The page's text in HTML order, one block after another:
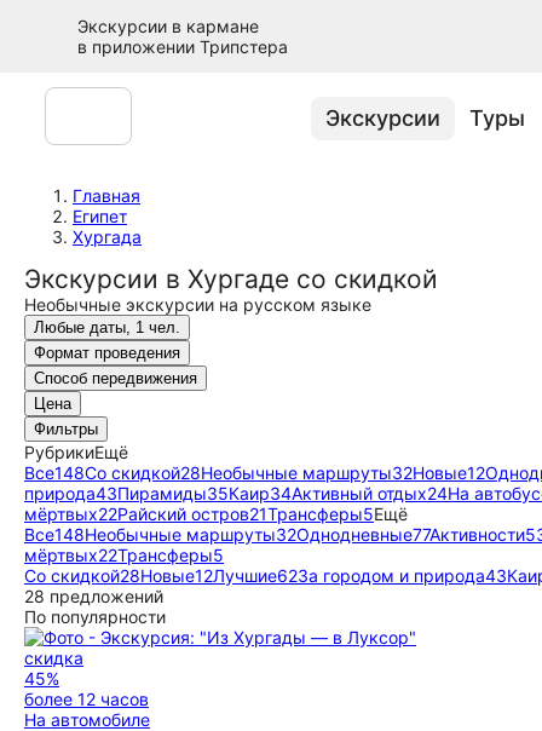
Экскурсии в кармане
в приложении Трипстера
Экскурсии Туры
Главная
Египет
Хургада
Экскурсии в Хургаде со скидкой
Необычные экскурсии на русском языке
Любые даты, 1 чел.
Формат проведения
Способ передвижения
Цена
Фильтры
РубрикиЕщё
Все148Со скидкой28Необычные маршруты32Новые12
природа43Пирамиды35Каир34Активный отдых24На
мёртвых22Райский остров21Трансферы5Ещё
Все148Необычные маршруты32Однодневные77Активности
мёртвых22Трансферы5
Со скидкой28Новые12Лучшие62За городом и природа43
28 предложений
По популярности
скидка
45%
более 12 часов
На автомобиле